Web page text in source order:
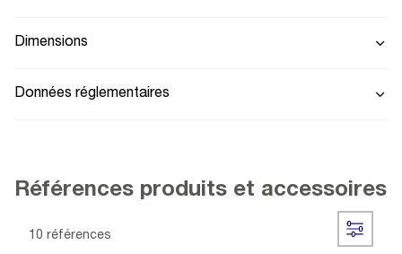
Dimensions
Données réglementaires
Références produits et accessoires
10 références